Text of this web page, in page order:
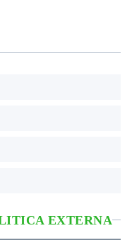
EXTERNA
după mijlocul lunii